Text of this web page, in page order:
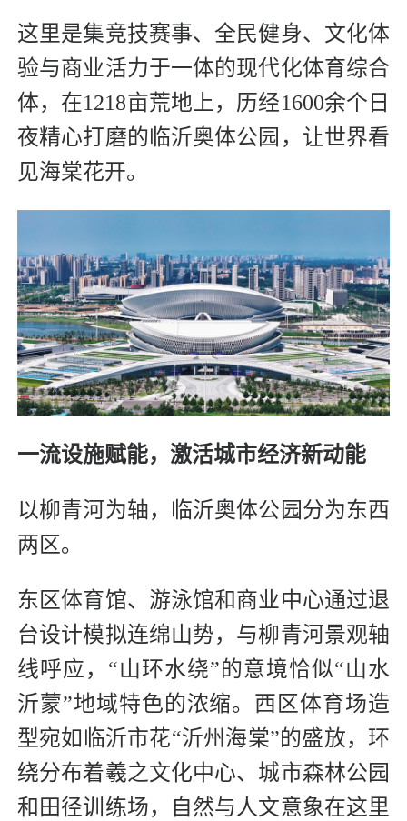
这里是集竞技赛事、全民健身、文化体
验与商业活力于一体的现代化体育综合
体，在1218亩荒地上，历经1600余个日
夜精心打磨的临沂奥体公园，让世界看
见海棠花开。
一流设施赋能，激活城市经济新动能
以柳青河为轴，临沂奥体公园分为东西
两区。
东区体育馆、游泳馆和商业中心通过退
台设计模拟连绵山势，与柳青河景观轴
线呼应，“山环水绕”的意境恰似“山水
沂蒙”地域特色的浓缩。西区体育场造
型宛如临沂市花“沂州海棠”的盛放，环
绕分布着羲之文化中心、城市森林公园
和田径训练场，自然与人文意象在这里